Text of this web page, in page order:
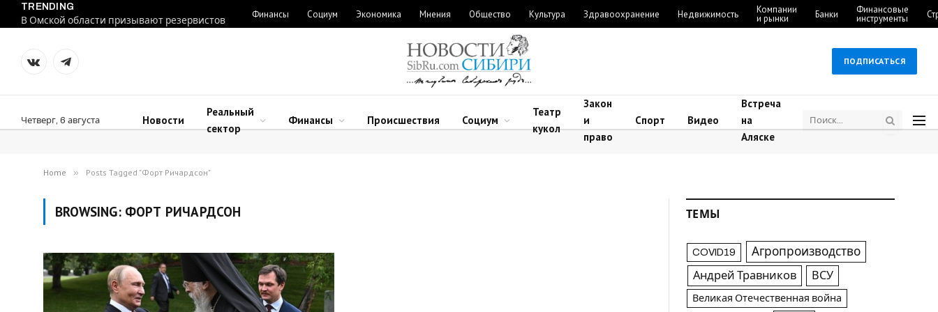
TRENDING
В Омской области призывают резервистов
Финансы Социум Экономика Мнения Общество Культура Здравоохранение Недвижимость Компании
и рынки Банки Финансовые
инструменты
VKontakteTelegram
ПОДПИСАТЬСЯ
Четверг, 6 августа Новости
Реальный
сектор
Финансы Происшествия Социум
Театр
кукол
Закон
и
право
Спорт Видео
Встреча
на
Аляске
Home » Posts Tagged "Форт Ричардсон"
BROWSING: ФОРТ РИЧАРДСОН ТЕМЫ
COVID19 Агропроизводство
Андрей Травников ВСУ
Великая Отечественная война